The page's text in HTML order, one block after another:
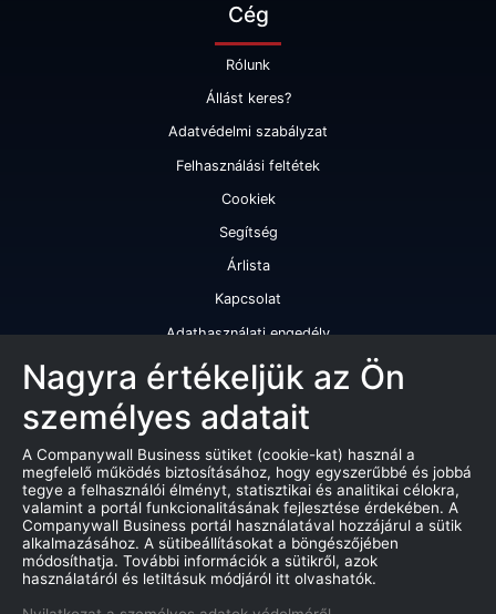
Cég
Rólunk
Állást keres?
Adatvédelmi szabályzat
Felhasználási feltétek
Cookiek
Segítség
Árlista
Kapcsolat
Adathasználati engedély
Szolgáltatásaink
Cégminősítés
Cégminősítési riport
Kiváló cégminősítési tanúsítvány
Termékek
Companywall Business - Adattovábbítási szerződés
Nagyra értékeljük az Ön
személyes adatait
A Companywall Business sütiket (cookie-kat) használ a
megfelelő működés biztosításához, hogy egyszerűbbé és jobbá
tegye a felhasználói élményt, statisztikai és analitikai célokra,
valamint a portál funkcionalitásának fejlesztése érdekében. A
Companywall Business portál használatával hozzájárul a sütik
alkalmazásához. A sütibeállításokat a böngészőjében
módosíthatja. További információk a sütikről, azok
használatáról és letiltásuk módjáról itt olvashatók.